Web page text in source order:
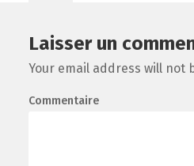
Laisser un
Your email address will not
Commentaire